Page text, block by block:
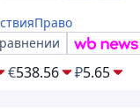
Право
€538.56 ₽5.65